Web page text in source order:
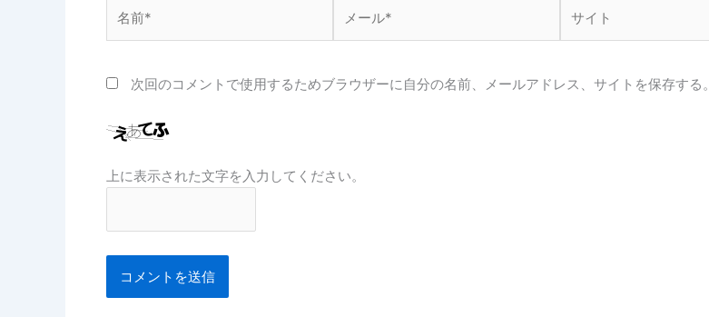
前
ー
次回のコメントで使用するためブラウザーに自分の名前、メールアドレス、サイトを保存する。
上に表示された文字を入力してください。